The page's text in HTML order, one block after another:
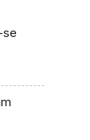
se